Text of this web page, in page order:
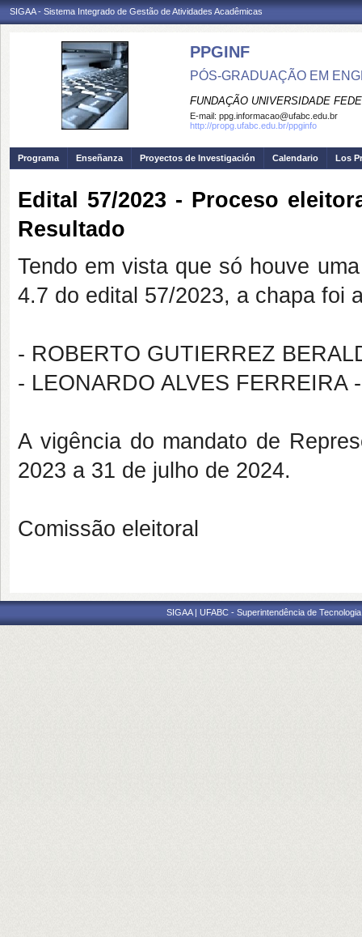
SIGAA - Sistema Integrado de Gestão de Atividades Acadêmicas
PPGINF
PÓS-GRADUAÇÃO EM
FUNDAÇÃO UNIVERSIDADE
E-mail: ppg.informacao@ufabc.edu.br
http://propg.ufabc.edu.br/ppginfo
Programa Enseñanza Proyectos de Investigación Calendario Los
Edital 57/2023 - Proceso
Resultado
Tendo em vista que só houve
4.7 do edital 57/2023, a chapa foi
- ROBERTO GUTIERREZ
- LEONARDO ALVES FERREIRA
A vigência do mandato de
2023 a 31 de julho de 2024.
Comissão eleitoral
SIGAA | UFABC - Superintendência de